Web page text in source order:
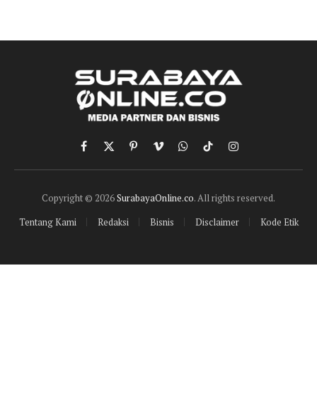
Facebook
X
(Twitter)
PinterestVimeoWhatsApp
TikTokInstagram
Copyright © 2026SurabayaOnline.co. All rights reserved.
Tentang Kami
Redaksi Bisnis Disclaimer Kode Etik